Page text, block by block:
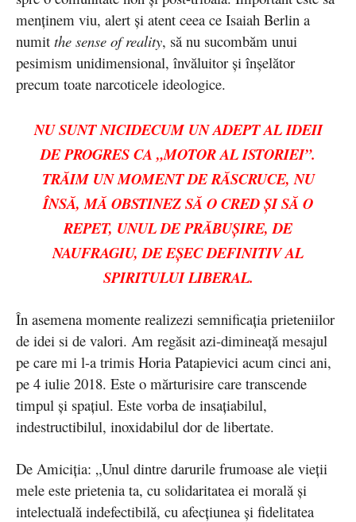
menținem viu, alert și atent ceea ce Isaiah Berlin a
numit the sense of reality, să nu sucombăm unui
pesimism unidimensional, învăluitor și înșelător
precum toate narcoticele ideologice.
NU SUNT NICIDECUM UN ADEPT AL IDEII
DE PROGRES CA „MOTOR AL ISTORIEI”.
TRĂIM UN MOMENT DE RĂSCRUCE, NU
ÎNSĂ, MĂ OBSTINEZ SĂ O CRED ȘI SĂ O
REPET, UNUL DE PRĂBUȘIRE, DE
NAUFRAGIU, DE EȘEC DEFINITIV AL
SPIRITULUI LIBERAL.
În asemena momente realizezi semnificația prieteniilor
de idei si de valori. Am regăsit azi-dimineață mesajul
pe care mi l-a trimis Horia Patapievici acum cinci ani,
pe 4 iulie 2018. Este o mărturisire care transcende
timpul și spațiul. Este vorba de insațiabilul,
indestructibilul, inoxidabilul dor de libertate.
De Amiciția: „Unul dintre darurile frumoase ale vieții
mele este prietenia ta, cu solidaritatea ei morală și
intelectuală indefectibilă, cu afecțiunea și fidelitatea